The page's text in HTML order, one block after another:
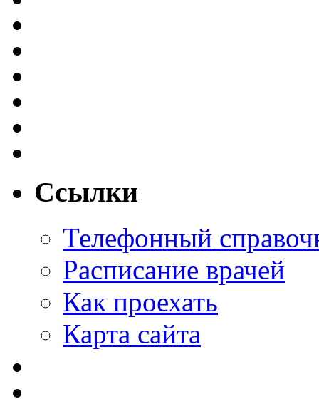
Ссылки
Телефонный
Расписание врачей
Как проехать
Карта сайта